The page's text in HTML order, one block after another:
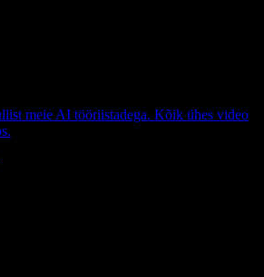
meie AI tööriistadega. Kõik ühes video